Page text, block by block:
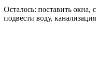
Осталось: поставить окна,
подвести воду,